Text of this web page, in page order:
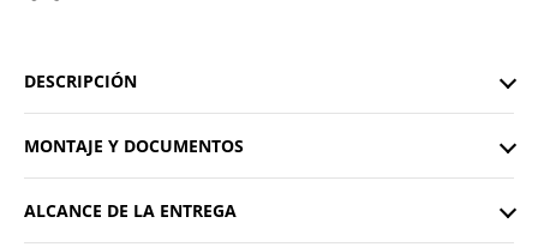
DESCRIPCIÓN
MONTAJE Y DOCUMENTOS
ALCANCE DE LA ENTREGA